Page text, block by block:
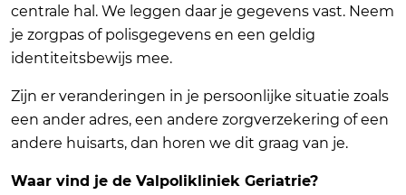
centrale hal. We leggen daar je gegevens vast. Neem
je zorgpas of polisgegevens en een geldig
identiteitsbewijs mee.
Zijn er veranderingen in je persoonlijke situatie zoals
een ander adres, een andere zorgverzekering of een
andere huisarts, dan horen we dit graag van je.
Waar vind je de Valpolikliniek Geriatrie?